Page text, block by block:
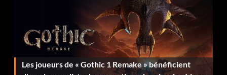
Les joueurs de « Gothic 1 Remake » bénéficient